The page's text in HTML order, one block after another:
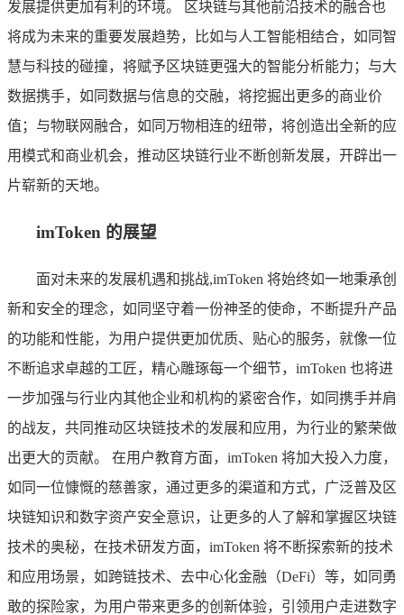
发展提供更加有利的环境。 区块链与其他前沿技术的融合也
将成为未来的重要发展趋势，比如与人工智能相结合，如同智
慧与科技的碰撞，将赋予区块链更强大的智能分析能力；与大
数据携手，如同数据与信息的交融，将挖掘出更多的商业价
值；与物联网融合，如同万物相连的纽带，将创造出全新的应
用模式和商业机会，推动区块链行业不断创新发展，开辟出一
片崭新的天地。
imToken 的展望
面对未来的发展机遇和挑战,imToken 将始终如一地秉承创
新和安全的理念，如同坚守着一份神圣的使命，不断提升产品
的功能和性能，为用户提供更加优质、贴心的服务，就像一位
不断追求卓越的工匠，精心雕琢每一个细节，imToken 也将进
一步加强与行业内其他企业和机构的紧密合作，如同携手并肩
的战友，共同推动区块链技术的发展和应用，为行业的繁荣做
出更大的贡献。 在用户教育方面，imToken 将加大投入力度，
如同一位慷慨的慈善家，通过更多的渠道和方式，广泛普及区
块链知识和数字资产安全意识，让更多的人了解和掌握区块链
技术的奥秘，在技术研发方面，imToken 将不断探索新的技术
和应用场景，如跨链技术、去中心化金融（DeFi）等，如同勇
敢的探险家，为用户带来更多的创新体验，引领用户走进数字